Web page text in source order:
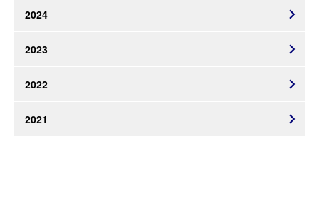
2024
2023
2022
2021